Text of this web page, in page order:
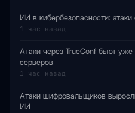
ИИ в кибербезопасности:
1 час назад
Атаки через TrueConf бьют
серверов
1 час назад
Атаки шифровальщиков
ИИ